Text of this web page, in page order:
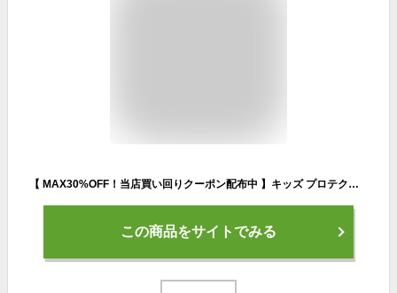
【 MAX30%OFF！当店買い回りクーポン配布中 】キッズ プロテクター セット ヘルメット 肘 膝 手首 子供用 自転車 子供 おしゃれ 小学生 子ども スケボー 手のひら 頭 サポーター 保護 軽量 男の子 女の子 丈夫 子ども用
この商品をサイトでみる